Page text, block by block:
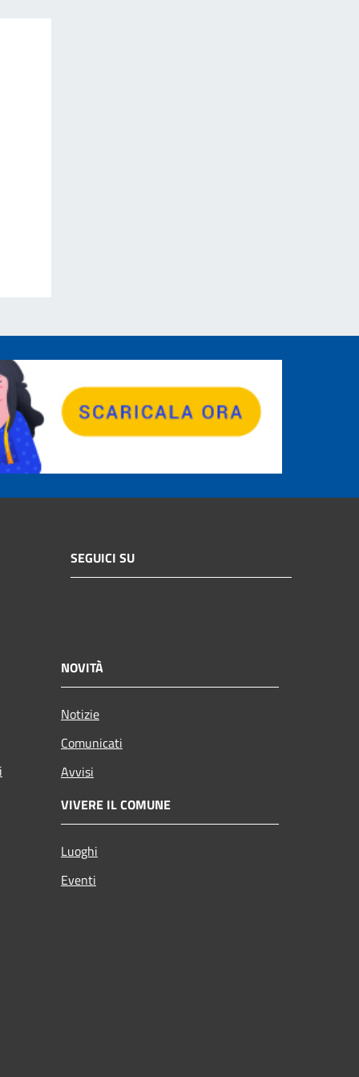
SEGUICI SU
NOVITÀ
Notizie
Comunicati
Avvisi
VIVERE IL COMUNE
Luoghi
Eventi